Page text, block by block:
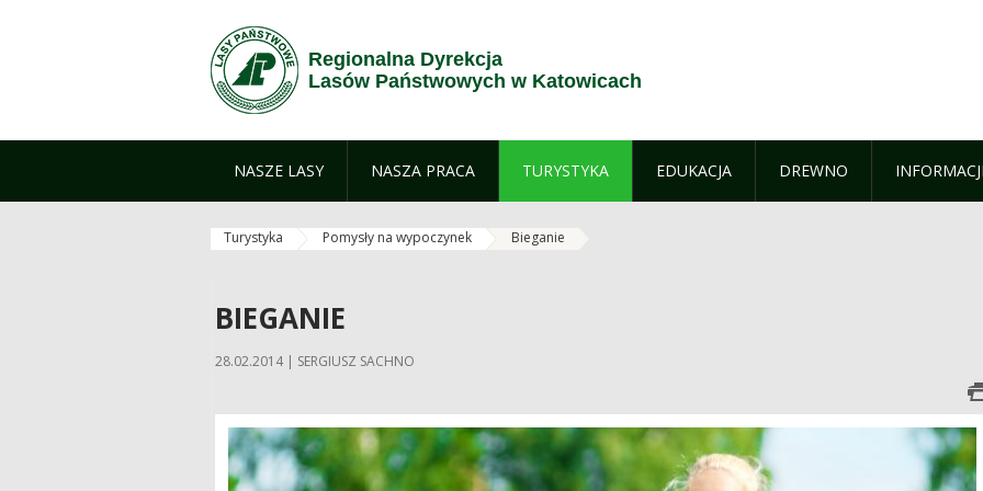
Regionalna Dyrekcja
Lasów Państwowych w Katowicach
NASZE LASY NASZA PRACA TURYSTYKA EDUKACJA DREWNO
Turystyka Pomysły na wypoczynek Bieganie
BIEGANIE
28.02.2014 | SERGIUSZ SACHNO